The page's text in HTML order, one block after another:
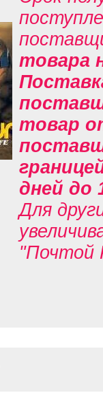
товара
товар
дней до
Для
"Почтой